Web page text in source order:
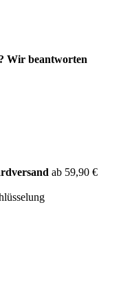
Wir beantworten
ab 59,90 €